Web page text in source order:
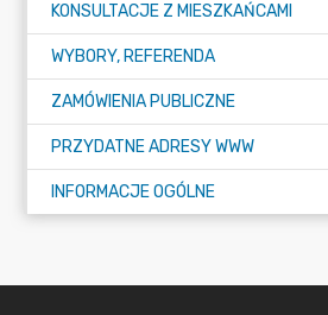
KONSULTACJE Z MIESZKAŃCAMI
WYBORY, REFERENDA
ZAMÓWIENIA PUBLICZNE
PRZYDATNE ADRESY WWW
INFORMACJE OGÓLNE